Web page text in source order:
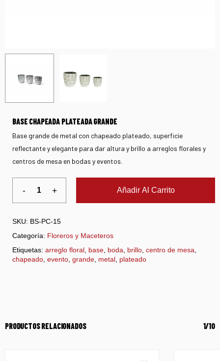
BASE CHAPEADA PLATEADA GRANDE
Base grande de metal con chapeado plateado, superficie
reflectante y elegante para dar altura y brillo a arreglos florales y
centros de mesa en bodas y eventos.
Añadir Al Carrito
SKU: BS-PC-15
Categoría: Floreros y Maceteros
Etiquetas: arreglo floral base boda brillo centro de mesa
chapeado evento grande metal plateado
PRODUCTOS RELACIONADOS 1/10